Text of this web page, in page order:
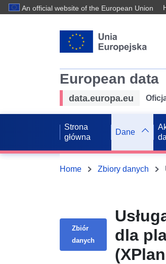
An official website of the European Union
European data
data.europa.eu
Strona
główna
Dane
Home Zbiory danych
Zbiór
danych
dla